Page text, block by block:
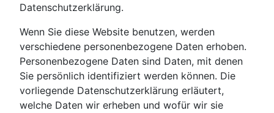
Datenschutzerklärung.
Wenn Sie diese Website benutzen, werden
verschiedene personenbezogene Daten erhoben.
Personenbezogene Daten sind Daten, mit denen
Sie persönlich identifiziert werden können. Die
vorliegende Datenschutzerklärung erläutert,
welche Daten wir erheben und wofür wir sie